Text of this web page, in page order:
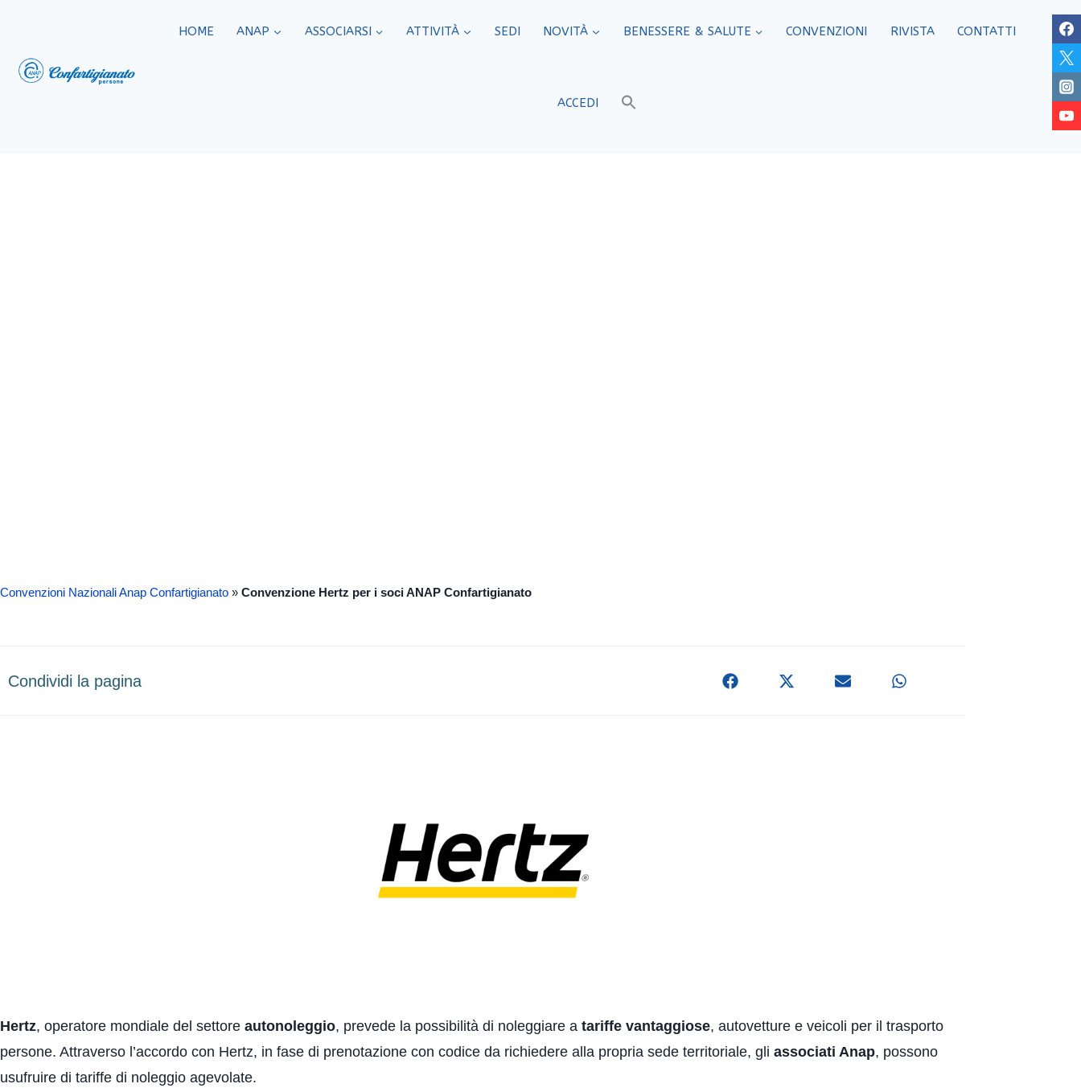
HOME ANAP ASSOCIARSI ATTIVITÀ SEDI​ NOVITÀ BENESSERE & SALUTE CONVENZIONI RIVISTA CONTATTI
ACCEDI
Convenzioni Nazionali Anap Confartigianato » Convenzione Hertz per i soci ANAP Confartigianato
Condividi la pagina
Hertz, operatore mondiale del settore autonoleggio, prevede la possibilità di noleggiare a tariffe vantaggiose, autovetture e veicoli per il trasporto
persone. Attraverso l’accordo con Hertz, in fase di prenotazione con codice da richiedere alla propria sede territoriale, gli associati Anap, possono
usufruire di tariffe di noleggio agevolate.